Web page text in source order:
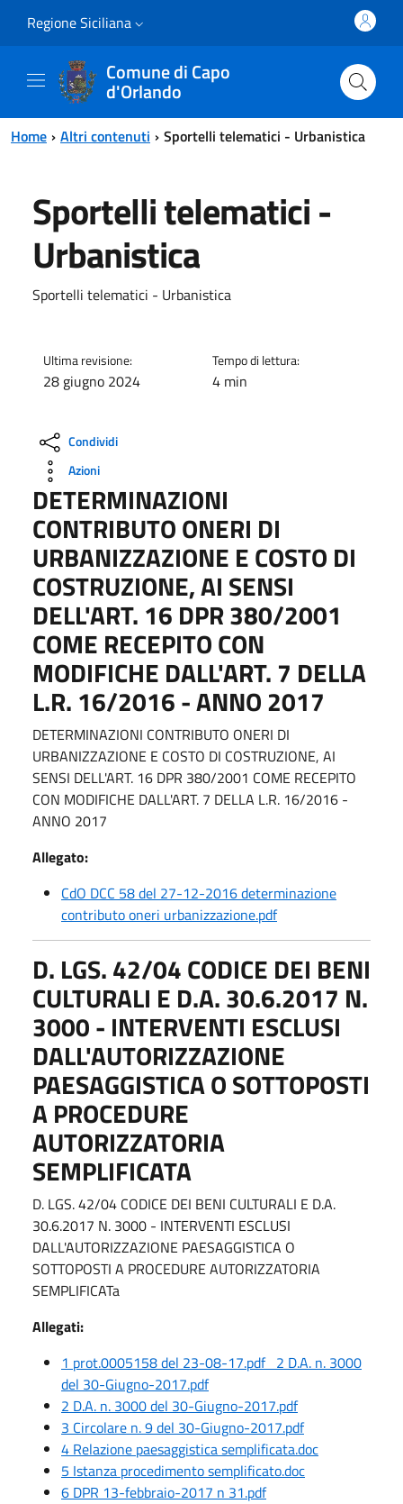
Regione Siciliana
Comune di Capo
d'Orlando
Home Altri contenuti Sportelli telematici - Urbanistica
Sportelli telematici -
Urbanistica
Sportelli telematici - Urbanistica
Ultima revisione:
28 giugno 2024
Tempo di lettura:
4 min
Condividi
Azioni
DETERMINAZIONI
CONTRIBUTO ONERI DI
URBANIZZAZIONE E COSTO DI
COSTRUZIONE, AI SENSI
DELL'ART. 16 DPR 380/2001
COME RECEPITO CON
MODIFICHE DALL'ART. 7 DELLA
L.R. 16/2016 - ANNO 2017
DETERMINAZIONI CONTRIBUTO ONERI DI
URBANIZZAZIONE E COSTO DI COSTRUZIONE, AI
SENSI DELL'ART. 16 DPR 380/2001 COME RECEPITO
CON MODIFICHE DALL'ART. 7 DELLA L.R. 16/2016 -
ANNO 2017
Allegato:
CdO DCC 58 del 27-12-2016 determinazione
contributo oneri urbanizzazione.pdf
D. LGS. 42/04 CODICE DEI BENI
CULTURALI E D.A. 30.6.2017 N.
3000 - INTERVENTI ESCLUSI
DALL'AUTORIZZAZIONE
PAESAGGISTICA O SOTTOPOSTI
A PROCEDURE
AUTORIZZATORIA
SEMPLIFICATA
D. LGS. 42/04 CODICE DEI BENI CULTURALI E D.A.
30.6.2017 N. 3000 - INTERVENTI ESCLUSI
DALL'AUTORIZZAZIONE PAESAGGISTICA O
SOTTOPOSTI A PROCEDURE AUTORIZZATORIA
SEMPLIFICATa
Allegati:
1 prot.0005158 del 23-08-17.pdf 2 D.A. n. 3000
del 30-Giugno-2017.pdf
2 D.A. n. 3000 del 30-Giugno-2017.pdf
3 Circolare n. 9 del 30-Giugno-2017.pdf
4 Relazione paesaggistica semplificata.doc
5 Istanza procedimento semplificato.doc
6 DPR 13-febbraio-2017 n 31.pdf